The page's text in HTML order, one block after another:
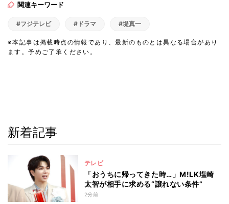
関連キーワード
#フジテレビ #ドラマ #堤真一
※本記事は掲載時点の情報であり、最新のものとは異なる場合があり
ます。予めご了承ください。
新着記事
テレビ
「おうちに帰ってきた時…」M!LK塩崎
太智が相手に求める“譲れない条件”
2分前